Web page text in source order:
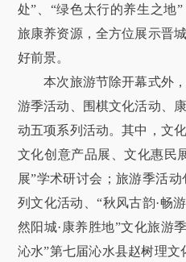
处”、“绿色太行的养生之地
旅康养资源，全方位展示晋
好前景。
本次旅游节除开幕式外，
游季活动、围棋文化活动、
动五项系列活动。其中，文
文化创意产品展、文化惠民
展”学术研讨会；旅游季活动
列文化活动、“秋风古韵·畅
然阳城·康养胜地”文化旅游
沁水”第七届沁水县赵树理文